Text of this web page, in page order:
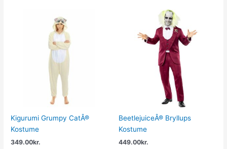
Kigurumi Grumpy CatÂ®
Kostume
349.00kr.
BeetlejuiceÂ® Bryllups
Kostume
449.00kr.